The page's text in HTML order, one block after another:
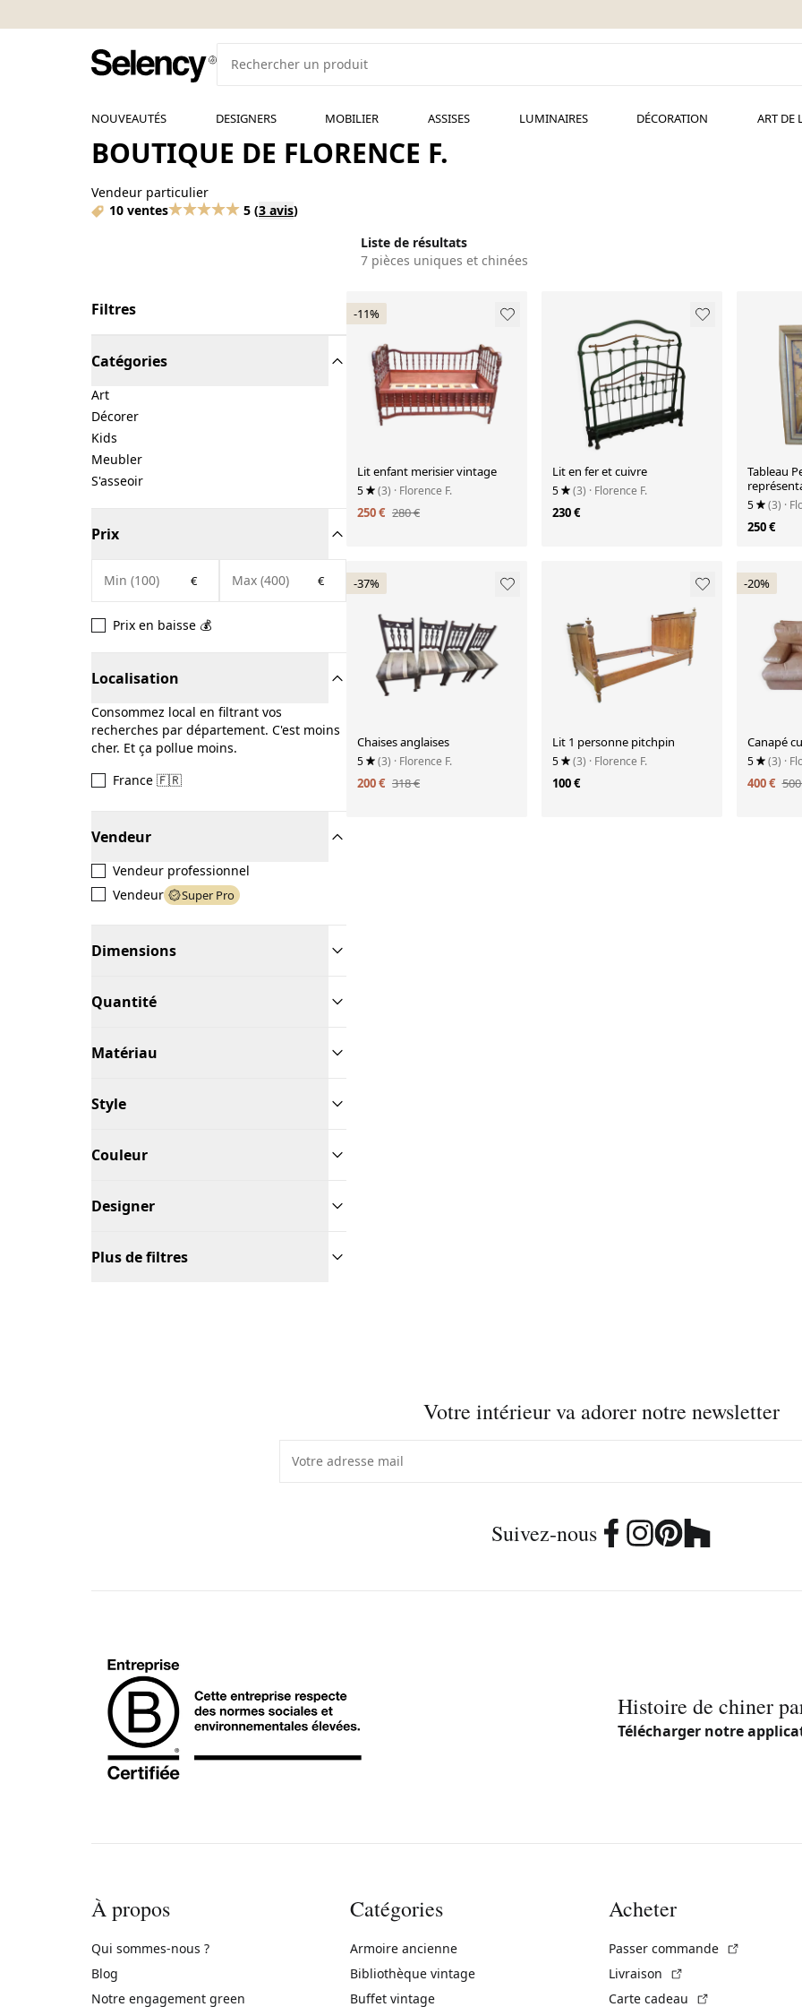
NOUVEAUTÉS DESIGNERS MOBILIER ASSISES LUMINAIRES DÉCORATION ART DE
BOUTIQUE DE FLORENCE F.
Vendeur particulier
10 ventes
5 (3 avis)
Liste de résultats
7 pièces uniques et chinées
Filtres
Catégories
Art
Décorer
Kids
Meubler
S'asseoir
Prix
€ €
Prix en baisse 💰
Localisation
Consommez local en filtrant vos
recherches par département. C'est moins
cher. Et ça pollue moins.
France 🇫🇷
Vendeur
Vendeur professionnel
Vendeur
Super Pro
Dimensions
Quantité
Matériau
Style
Couleur
Designer
Plus de filtres
-11%
Lit enfant merisier vintage
5 (3) · Florence F.
250 € 280 €
Lit en fer et cuivre
5 (3) · Florence F.
230 €
Tableau
5 (3) ·
250 €
-37%
Chaises anglaises
5 (3) · Florence F.
200 € 318 €
Lit 1 personne pitchpin
5 (3) · Florence F.
100 €
-20%
5 (3) ·
400 €
Votre intérieur va adorer notre newsletter
Suivez-nous
Histoire de chiner
Télécharger notre
À propos
Qui sommes-nous ?
Blog
Notre engagement green
Catégories
Armoire ancienne
Bibliothèque vintage
Buffet vintage
Acheter
Passer commande
Livraison
Carte cadeau